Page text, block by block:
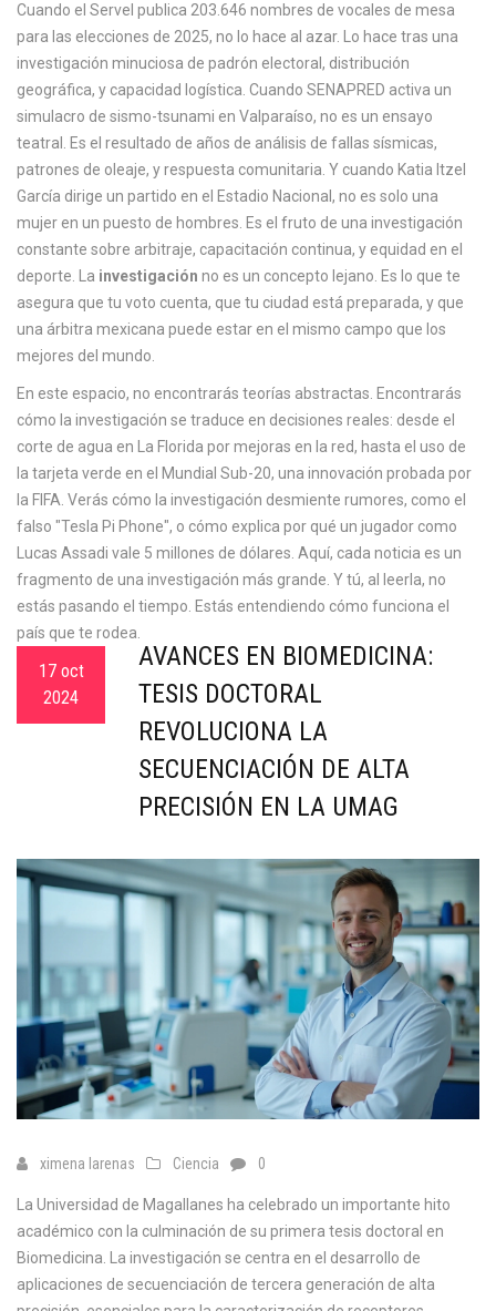
Cuando el Servel publica 203.646 nombres de vocales de mesa
para las elecciones de 2025, no lo hace al azar. Lo hace tras una
investigación minuciosa de padrón electoral, distribución
geográfica, y capacidad logística. Cuando SENAPRED activa un
simulacro de sismo-tsunami en Valparaíso, no es un ensayo
teatral. Es el resultado de años de análisis de fallas sísmicas,
patrones de oleaje, y respuesta comunitaria. Y cuando Katia Itzel
García dirige un partido en el Estadio Nacional, no es solo una
mujer en un puesto de hombres. Es el fruto de una investigación
constante sobre arbitraje, capacitación continua, y equidad en el
deporte. La investigación no es un concepto lejano. Es lo que te
asegura que tu voto cuenta, que tu ciudad está preparada, y que
una árbitra mexicana puede estar en el mismo campo que los
mejores del mundo.
En este espacio, no encontrarás teorías abstractas. Encontrarás
cómo la investigación se traduce en decisiones reales: desde el
corte de agua en La Florida por mejoras en la red, hasta el uso de
la tarjeta verde en el Mundial Sub-20, una innovación probada por
la FIFA. Verás cómo la investigación desmiente rumores, como el
falso "Tesla Pi Phone", o cómo explica por qué un jugador como
Lucas Assadi vale 5 millones de dólares. Aquí, cada noticia es un
fragmento de una investigación más grande. Y tú, al leerla, no
estás pasando el tiempo. Estás entendiendo cómo funciona el
país que te rodea.
17 oct
2024
AVANCES EN BIOMEDICINA:
TESIS DOCTORAL
REVOLUCIONA LA
SECUENCIACIÓN DE ALTA
PRECISIÓN EN LA UMAG
ximena larenas Ciencia 0
La Universidad de Magallanes ha celebrado un importante hito
académico con la culminación de su primera tesis doctoral en
Biomedicina. La investigación se centra en el desarrollo de
aplicaciones de secuenciación de tercera generación de alta